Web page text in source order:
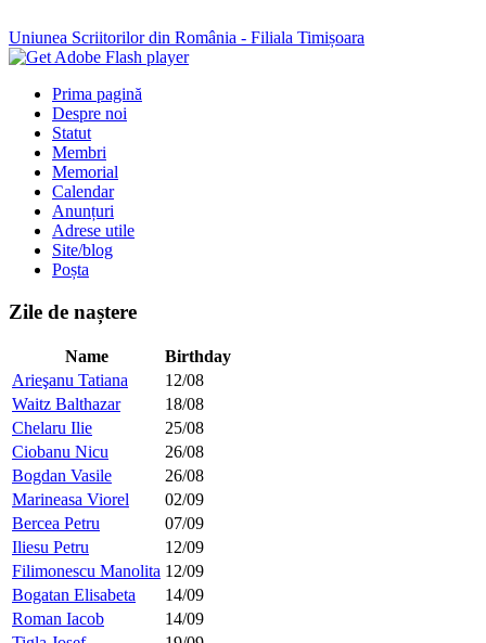
Uniunea Scriitorilor din România - Filiala Timișoara
Prima pagină
Despre noi
Statut
Membri
Memorial
Calendar
Anunțuri
Adrese utile
Site/blog
Poșta
Zile de naștere
Name
Birthday
Arieşanu Tatiana
12/08
Waitz Balthazar
18/08
Chelaru Ilie
25/08
Ciobanu Nicu
26/08
Bogdan Vasile
26/08
Marineasa Viorel
02/09
Bercea Petru
07/09
Iliesu Petru
12/09
Filimonescu Manolita 12/09
Bogatan Elisabeta
14/09
Roman Iacob
14/09